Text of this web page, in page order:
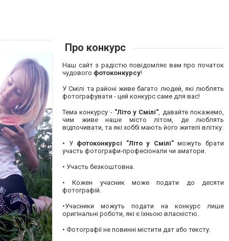
Про конкурс
Наш сайт з радістю повідомляє вам про початок
чудового фотоконкурсу!
У Смілі та районі живе багато людей, які люблять
фотографувати - цей конкурс саме для вас!
Тема конкурсу - "Літо у Смілі", давайте покажемо,
чим живе наше місто літом, де люблять
відпочивати, та які хоббі мають його жителі влітку.
• У фотоконкурсі "Літо у Смілі"можуть брати
участь фотографи-професіонали чи аматори.
• Участь безкоштовна.
• Кожен учасник може подати до десяти
фотографій.
•Учасники можуть подати на конкурс лише
оригінальні роботи, які є їхньою власністю.
• Фотографії не повинні містити дат або тексту.